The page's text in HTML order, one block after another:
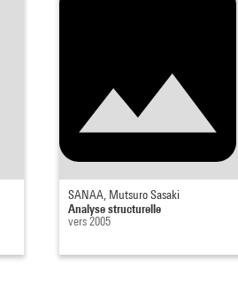
SANAA, Mutsuro Sasaki
Analyse structurelle
vers 2005